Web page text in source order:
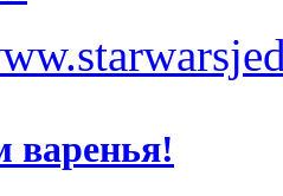
варенья!